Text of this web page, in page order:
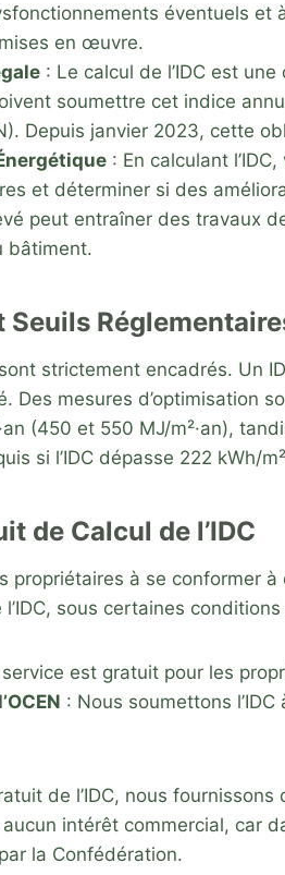
éventuels et
en œuvre​​.
: Le calcul de l’IDC est
soumettre cet indice
Depuis janvier 2023, cette
: En calculant
et déterminer si des
peut entraîner des travaux
bâtiment​​.
Seuils
strictement encadrés. Un
Des mesures d’optimisation
(450 et 550 MJ/m²·an),
si l’IDC dépasse 222 kWh/
de Calcul de l’IDC
propriétaires à se conformer
sous certaines conditions
service est gratuit pour les
: Nous soumettons l’IDC
de l’IDC, nous
intérêt commercial, car
la Confédération​​.